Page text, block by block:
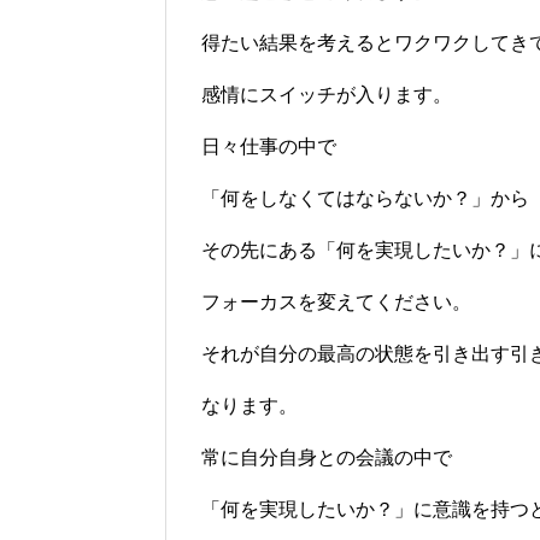
得たい結果を考えるとワクワクしてき
感情にスイッチが入ります。
日々仕事の中で
「何をしなくてはならないか？」から
その先にある「何を実現したいか？」
フォーカスを変えてください。
それが自分の最高の状態を引き出す引
なります。
常に自分自身との会議の中で
「何を実現したいか？」に意識を持つ